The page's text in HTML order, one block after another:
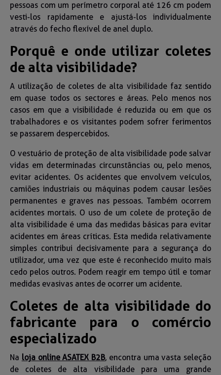
pessoas com um perímetro corporal até 126 cm podem
vesti-los rapidamente e ajustá-los individualmente
através do fecho flexível de anel duplo.
Porquê e onde utilizar coletes
de alta visibilidade?
A utilização de coletes de alta visibilidade faz sentido
em quase todos os sectores e áreas. Pelo menos nos
casos em que a visibilidade é reduzida ou em que os
trabalhadores e os visitantes podem sofrer ferimentos
se passarem despercebidos.
O vestuário de proteção de alta visibilidade pode salvar
vidas em determinadas circunstâncias ou, pelo menos,
evitar acidentes. Os acidentes que envolvem veículos,
camiões industriais ou máquinas podem causar lesões
permanentes e graves nas pessoas. Também ocorrem
acidentes mortais. O uso de um colete de proteção de
alta visibilidade é uma das medidas básicas para evitar
acidentes em áreas críticas. Esta medida relativamente
simples contribui decisivamente para a segurança do
utilizador, uma vez que este é reconhecido muito mais
cedo pelos outros. Podem reagir em tempo útil e tomar
medidas evasivas antes de ocorrer um acidente.
Coletes de alta visibilidade do
fabricante para o comércio
especializado
Na loja online ASATEX B2B, encontra uma vasta seleção
de coletes de alta visibilidade para uma grande